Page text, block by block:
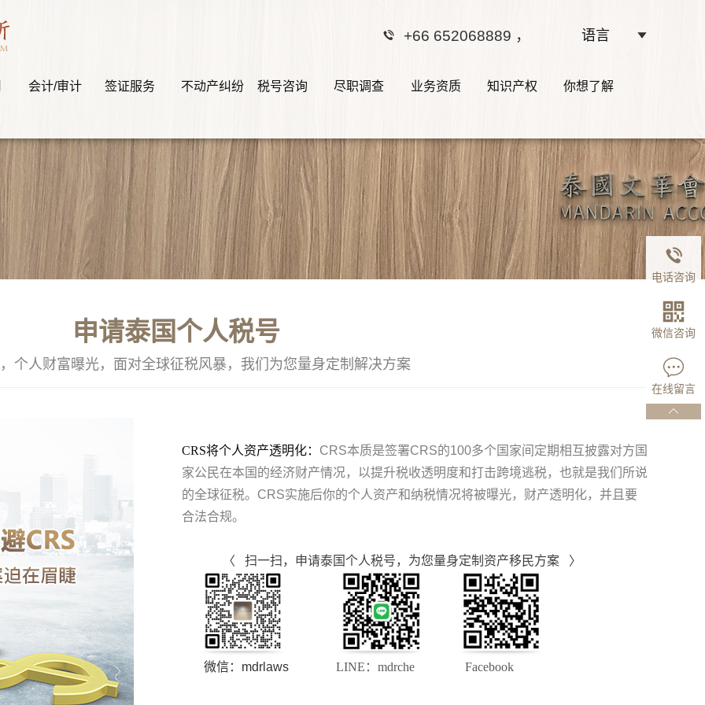
语言
+66 652068889 ，
会计/审计 签证服务 不动产纠纷 税号咨询 尽职调查 业务资质 知识产权 你想了解
申请泰国个人税号
个人财富曝光，面对全球征税风暴，我们为您量身定制解决方案
CRS将个人资产透明化： CRS本质是签署CRS的100多个国家间定期相互披露对方国
家公民在本国的经济财产情况，以提升税收透明度和打击跨境逃税，也就是我们所说
的全球征税。CRS实施后你的个人资产和纳税情况将被曝光，财产透明化，并且要
合法合规。
〈 扫一扫，申请泰国个人税号，为您量身定制资产移民方案 〉
微信：mdrlaws LINE：mdrche Facebook
电话咨询
微信咨询
在线留言